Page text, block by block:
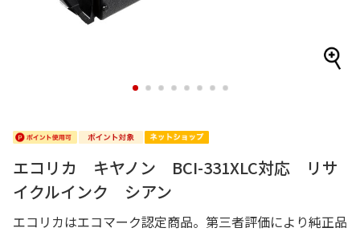
1 2 3 4 5 6 7 8
エコリカ キヤノン BCI-331XLC対応 リサ
イクルインク シアン
エコリカはエコマーク認定商品。第三者評価により純正品